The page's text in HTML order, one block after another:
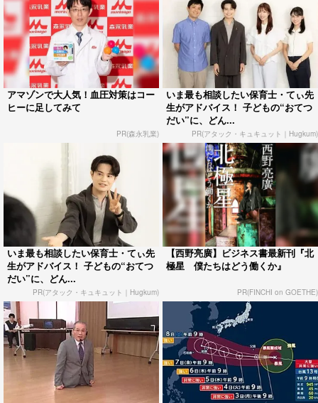
アマゾンで大人気！血圧対策はコー
ヒーに足してみて
PR(森永乳業)
いま最も相談したい保育士・てぃ先
生がアドバイス！ 子どもの“おてつ
だい”に、どん...
PR(アタック・キュキュット｜Hugkum)
いま最も相談したい保育士・てぃ先
生がアドバイス！ 子どもの“おてつ
だい”に、どん...
PR(アタック・キュキュット｜Hugkum)
【西野亮廣】ビジネス書最新刊『北
極星 僕たちはどう働くか』
PR(FINCHI on GOETHE)